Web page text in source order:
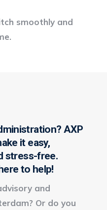
smoothly and
AXP
it easy,
stress-free.
to help!
and
Or do you